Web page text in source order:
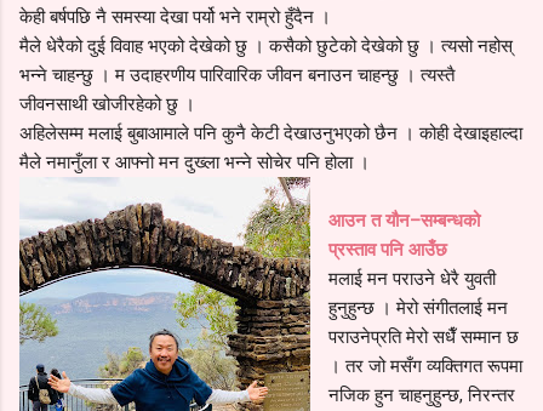
केही बर्षपछि नै समस्या देखा पर्यो भने राम्रो हुँदैन ।
मैले धेरैको दुई विवाह भएको देखेको छु । कसैको छुटेको देखेको छु । त्यसो नहोस्
भन्ने चाहन्छु । म उदाहरणीय पारिवारिक जीवन बनाउन चाहन्छु । त्यस्तै
जीवनसाथी खोजीरहेको छु ।
अहिलेसम्म मलाई बुबाआमाले पनि कुनै केटी देखाउनुभएको छैन । कोही देखाइहाल्दा
मैले नमानुँला र आफ्नो मन दुख्ला भन्ने सोचेर पनि होला ।
आउन त यौन–सम्बन्धको
प्रस्ताव पनि आउँछ
मलाई मन पराउने धेरै युवती
हुनुहुन्छ । मेरो संगीतलाई मन
पराउनेप्रति मेरो सधैँ सम्मान छ
। तर जो मसँग व्यक्तिगत रूपमा
नजिक हुन चाहनुहुन्छ, निरन्तर